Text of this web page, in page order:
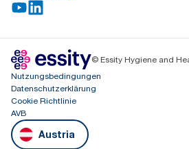
© Essity Hygiene and
Nutzungsbedingungen
Datenschutzerklärung
Cookie Richtlinie
AVB
Austria